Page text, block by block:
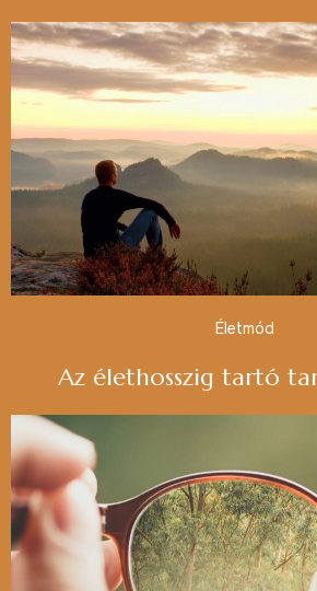
Életmód
Az élethosszig tartó